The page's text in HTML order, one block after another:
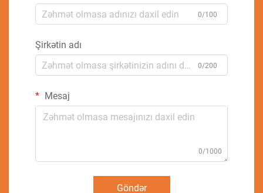
0/100
Şirkətin adı
0/200
Mesaj
0/1000
Göndər